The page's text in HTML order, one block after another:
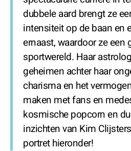
dubbele aard brengt ze
intensiteit op de baan en
ernaast, waardoor ze
sportwereld. Haar
geheimen achter haar
charisma en het
maken met fans en
kosmische popcorn en
inzichten van Kim
portret hieronder!